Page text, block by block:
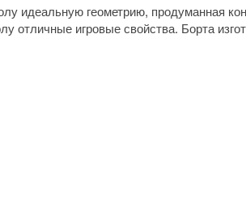
идеальную геометрию, продуманная
отличные игровые свойства. Борта